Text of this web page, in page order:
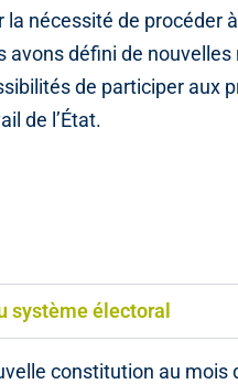
nécessité de procéder
avons défini de
de participer aux
de l’État.
système électoral
constitution au